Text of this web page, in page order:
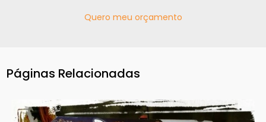
Quero meu orçamento
Páginas Relacionadas